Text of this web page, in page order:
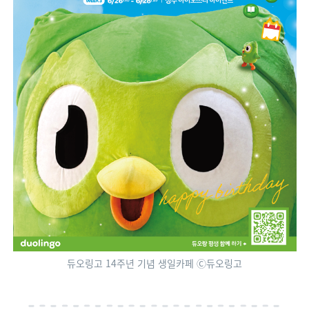
듀오링고 14주년 기념 생일카페 Ⓒ듀오링고